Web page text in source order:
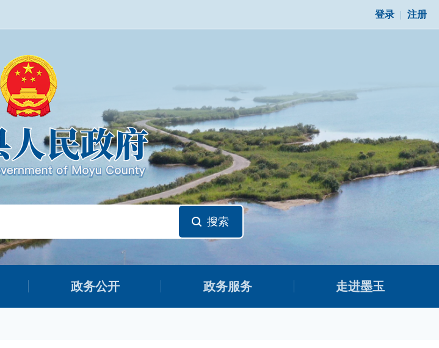
登录 | 注册
搜索
政务公开 政务服务 走进墨玉